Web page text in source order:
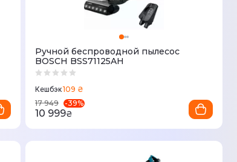
Ручной беспроводной пылесос
BOSCH BSS71125AH
Кешбэк109 ₴
17 949
-39%
10 999₴